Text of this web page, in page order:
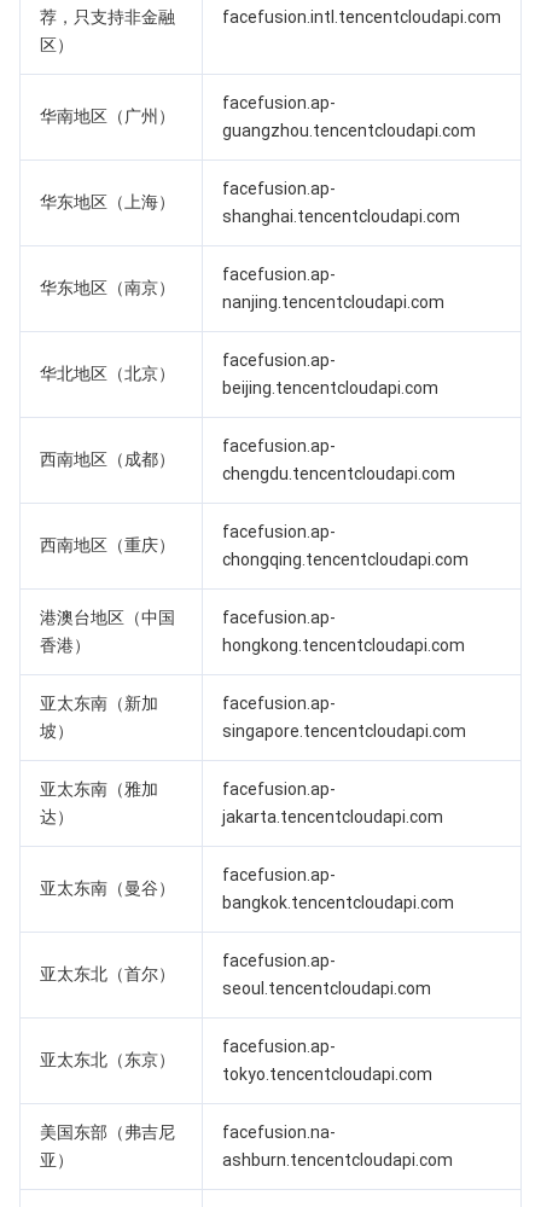
云数据库 SQL Server
TDSQL Boundless
云数据库 MongoDB
游戏数据库 TcaplusDB
云数据库 Tendis
数据传输服务
数据库智能管家 DBbrain
网络
负载均衡
专线接入
NAT 网关
网络流日志
Anycast 公网加速
共享带宽包
VPN 连接
弹性公网 IP
全球应用加速
数据安全治理中心
凭据管理系统
业务安全
文本内容安全
视频内容安全
风险识别 RCE
游戏安全
渗透测试服务
云安全
主机安全
云安全中心
漏洞扫描服务
防火墙管理
安全凭证服务
域名注册
私有域解析 Private DNS
移动解析 HTTPDNS
DNSPod
云解析 DNS
企业应用
腾讯电子签
腾讯会议
腾讯乐享
腾讯云企业网盘
大数据
弹性 MapReduce
Elasticsearch Service
流计算 Oceanus
腾讯云数据仓库 TCHouse-C
腾讯云数据仓库 TCHouse-D
腾讯云数据仓库 TCHouse-P
数据开发治理平台 WeData
腾讯云 BI
AI 基础产品
人脸识别
语音合成
机器翻译
文字识别
人脸融合
AI 应用产品
腾讯云智能数智人
AI 平台产品
智能音乐平台
腾讯云智能体开发平台
知识引擎原子能力
大模型图像创作引擎
腾讯混元生3D
物联网
物联网通信
消息队列
消息队列 CKafka 版
消息队列 RocketMQ 版
消息队列 RabbitMQ 版
通信服务
移动推送
即时通信 IM
荐，只支持非金融
区）
facefusion.intl.tencentcloudapi.com
华南地区（广州）
facefusion.ap-
guangzhou.tencentcloudapi.com
华东地区（上海）
facefusion.ap-
shanghai.tencentcloudapi.com
华东地区（南京）
facefusion.ap-
nanjing.tencentcloudapi.com
华北地区（北京）
facefusion.ap-
beijing.tencentcloudapi.com
西南地区（成都）
facefusion.ap-
chengdu.tencentcloudapi.com
西南地区（重庆）
facefusion.ap-
chongqing.tencentcloudapi.com
港澳台地区（中国
香港）
facefusion.ap-
hongkong.tencentcloudapi.com
亚太东南（新加
坡）
facefusion.ap-
singapore.tencentcloudapi.com
亚太东南（雅加
达）
facefusion.ap-
jakarta.tencentcloudapi.com
亚太东南（曼谷）
facefusion.ap-
bangkok.tencentcloudapi.com
亚太东北（首尔）
facefusion.ap-
seoul.tencentcloudapi.com
亚太东北（东京）
facefusion.ap-
tokyo.tencentcloudapi.com
美国东部（弗吉尼
亚）
facefusion.na-
ashburn.tencentcloudapi.com